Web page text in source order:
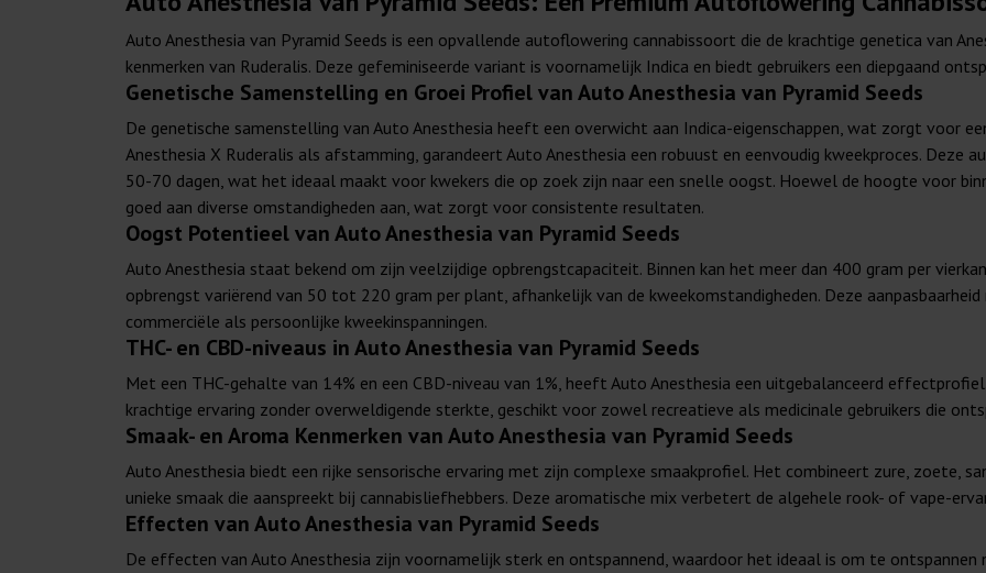
Auto Anesthesia van Pyramid Seeds is een opvallende autoflowering cannabissoort die de krachtige genetica van
kenmerken van Ruderalis. Deze gefeminiseerde variant is voornamelijk Indica en biedt gebruikers een diepgaand
Genetische Samenstelling en Groei Profiel van Auto Anesthesia van Pyramid Seeds
De genetische samenstelling van Auto Anesthesia heeft een overwicht aan Indica-eigenschappen, wat zorgt voor
Anesthesia X Ruderalis als afstamming, garandeert Auto Anesthesia een robuust en eenvoudig kweekproces.
50-70 dagen, wat het ideaal maakt voor kwekers die op zoek zijn naar een snelle oogst. Hoewel de hoogte voor
goed aan diverse omstandigheden aan, wat zorgt voor consistente resultaten.
Oogst Potentieel van Auto Anesthesia van Pyramid Seeds
Auto Anesthesia staat bekend om zijn veelzijdige opbrengstcapaciteit. Binnen kan het meer dan 400 gram per
opbrengst variërend van 50 tot 220 gram per plant, afhankelijk van de kweekomstandigheden. Deze
commerciële als persoonlijke kweekinspanningen.
THC- en CBD-niveaus in Auto Anesthesia van Pyramid Seeds
Met een THC-gehalte van 14% en een CBD-niveau van 1%, heeft Auto Anesthesia een uitgebalanceerd
krachtige ervaring zonder overweldigende sterkte, geschikt voor zowel recreatieve als medicinale gebruikers die
Smaak- en Aroma Kenmerken van Auto Anesthesia van Pyramid Seeds
Auto Anesthesia biedt een rijke sensorische ervaring met zijn complexe smaakprofiel. Het combineert zure, zoete,
unieke smaak die aanspreekt bij cannabisliefhebbers. Deze aromatische mix verbetert de algehele rook- of vape-
Effecten van Auto Anesthesia van Pyramid Seeds
De effecten van Auto Anesthesia zijn voornamelijk sterk en ontspannend, waardoor het ideaal is om te